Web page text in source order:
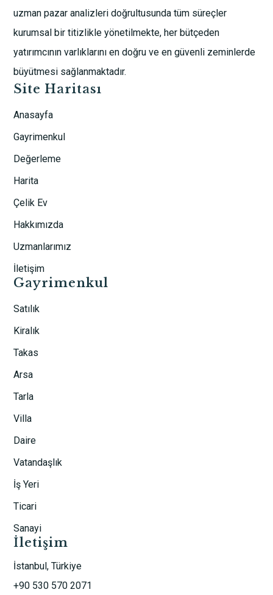
uzman pazar analizleri doğrultusunda tüm süreçler
kurumsal bir titizlikle yönetilmekte, her bütçeden
yatırımcının varlıklarını en doğru ve en güvenli zeminlerde
büyütmesi sağlanmaktadır.
Site Haritası
Anasayfa
Gayrimenkul
Değerleme
Harita
Çelik Ev
Hakkımızda
Uzmanlarımız
İletişim
Gayrimenkul
Satılık
Kiralık
Takas
Arsa
Tarla
Villa
Daire
Vatandaşlık
İş Yeri
Ticari
Sanayi
İletişim
İstanbul, Türkiye
+90 530 570 2071